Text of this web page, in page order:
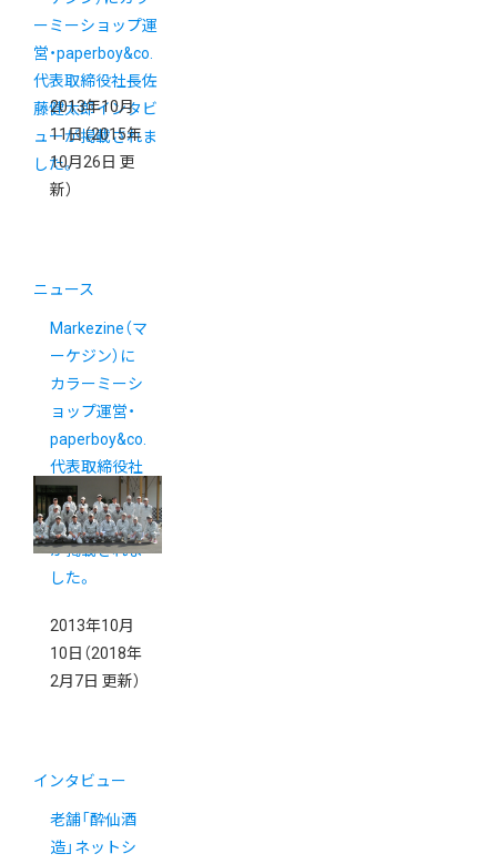
2013年10月
11日（2015年
10月26日 更
新）
ニュース
Markezine（マ
ーケジン）に
カラーミーシ
ョップ運営・
paperboy&co.
代表取締役社
長佐藤健太郎
インタビュー
が掲載されま
した。
2013年10月
10日 （2018年
2月7日 更新）
インタビュー
老舗「酔仙酒
造」ネットシ